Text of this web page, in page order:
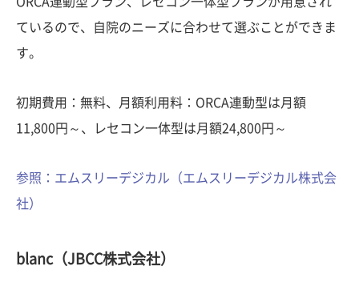
ているので、自院のニーズに合わせて選ぶことができま
す。
初期費用：無料、月額利用料：ORCA連動型は月額
11,800円～、レセコン一体型は月額24,800円～
参照：エムスリーデジカル（エムスリーデジカル株式会
社）
blanc（JBCC株式会社）